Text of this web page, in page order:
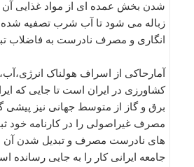
شدن بخش عمده ای از مواد غذایی
زباله می شود تا آب شرب تصفیه
انگاری و مصرف نادرست به فاضلاب
آمارحاکی از اسراف هولناک
کشاورزی در ایران است تا جایی که
برق و گاز از متوسط جهانی نیز پیشی
مصرف غیراصولی را در کارنامه خود
های نادرست مصرف و تبدیل شدن آن
جامعه ایرانی کار را به جایی رسانده